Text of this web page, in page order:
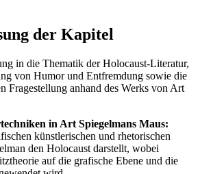
der Kapitel
in die Thematik der Holocaust-Literatur,
von Humor und Entfremdung sowie die
Fragestellung anhand des Werks von Art
in Art Spiegelmans Maus:
künstlerischen und rhetorischen
den Holocaust darstellt, wobei
auf die grafische Ebene und die